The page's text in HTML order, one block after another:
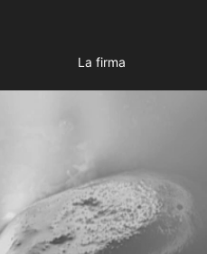
La firma